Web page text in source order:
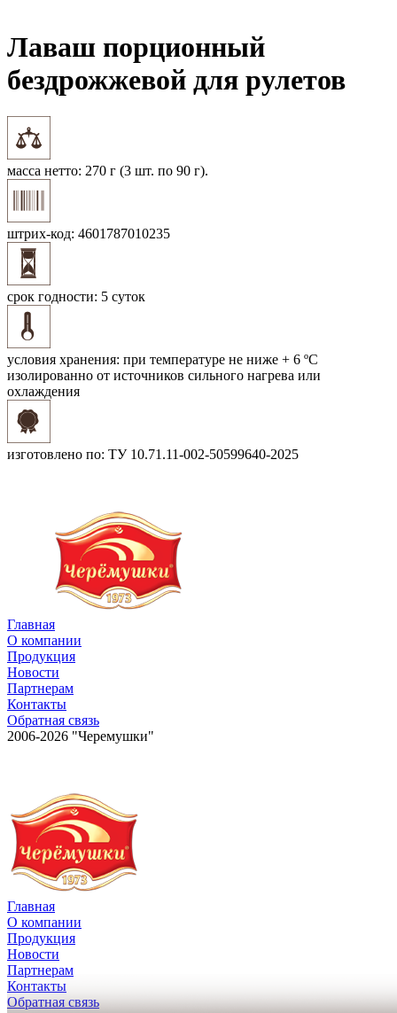
Лаваш порционный
бездрожжевой для рулетов
масса нетто: 270 г (3 шт. по 90 г).
штрих-код: 4601787010235
срок годности: 5 суток
условия хранения: при температуре не ниже + 6 ºС
изолированно от источников сильного нагрева или
охлаждения
изготовлено по: ТУ 10.71.11-002-50599640-2025
Главная
О компании
Продукция
Новости
Партнерам
Контакты
Обратная связь
2006-2026 "Черемушки"
Главная
О компании
Продукция
Новости
Партнерам
Контакты
Обратная связь